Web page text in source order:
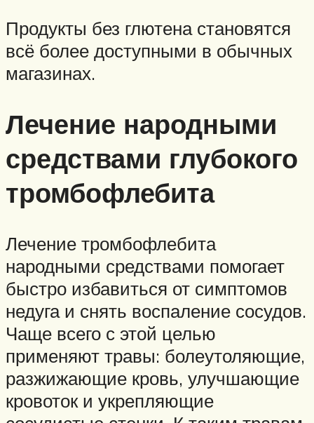
Продукты без глютена становятся
всё более доступными в обычных
магазинах.
Лечение народными
средствами глубокого
тромбофлебита
Лечение тромбофлебита
народными средствами помогает
быстро избавиться от симптомов
недуга и снять воспаление сосудов.
Чаще всего с этой целью
применяют травы: болеутоляющие,
разжижающие кровь, улучшающие
кровоток и укрепляющие